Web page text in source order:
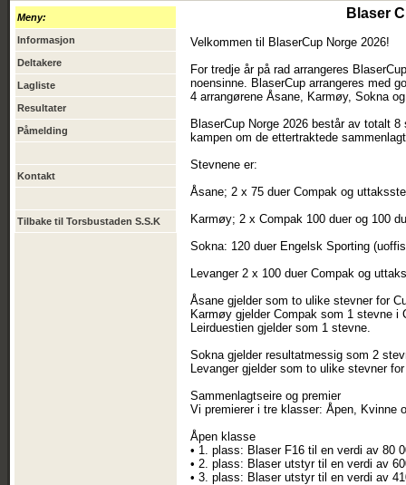
Meny:
Informasjon
Deltakere
Lagliste
Resultater
Påmelding
Kontakt
Tilbake til Torsbustaden S.S.K
Blaser
Velkommen til BlaserCup Norge 2026!
For tredje år på rad arrangeres
noensinne. BlaserCup arrangeres med
4 arrangørene Åsane, Karmøy, Sokna
BlaserCup Norge 2026 består av totalt
kampen om de ettertraktede
Stevnene er:
Åsane; 2 x 75 duer Compak og
Karmøy; 2 x Compak 100 duer og 100
Sokna: 120 duer Engelsk Sporting
Levanger 2 x 100 duer Compak og
Åsane gjelder som to ulike stevner for
Karmøy gjelder Compak som 1 stevne i
Leirduestien gjelder som 1 stevne.
Sokna gjelder resultatmessig som 2
Levanger gjelder som to ulike stevner
Sammenlagtseire og premier
Vi premierer i tre klasser: Åpen, Kvinne
Åpen klasse
• 1. plass: Blaser F16 til en verdi av 80
• 2. plass: Blaser utstyr til en verdi av
• 3. plass: Blaser utstyr til en verdi av